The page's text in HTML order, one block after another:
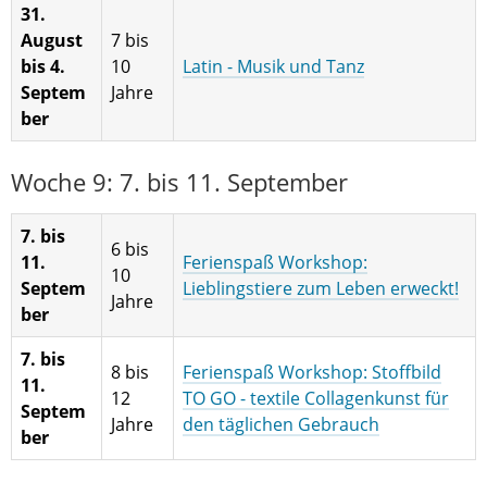
31.
August
bis 4.
Septem
ber
7 bis
10
Jahre
Latin - Musik und Tanz
Woche 9: 7. bis 11. September
7. bis
11.
Septem
ber
6 bis
10
Jahre
Ferienspaß Workshop:
Lieblingstiere zum Leben erweckt!
7. bis
11.
Septem
ber
8 bis
12
Jahre
Ferienspaß Workshop: Stoffbild
TO GO - textile Collagenkunst für
den täglichen Gebrauch